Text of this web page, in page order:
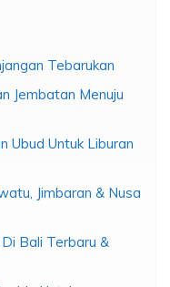
Tebarukan
Jembatan Menuju
Ubud Untuk Liburan
Jimbaran & Nusa
Bali Terbaru &